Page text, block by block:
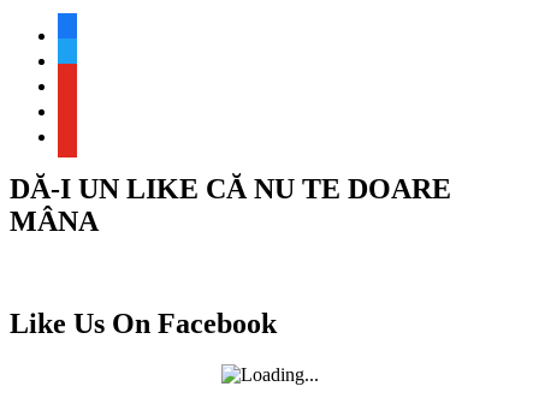
DĂ-I UN LIKE CĂ NU TE DOARE
MÂNA
Like Us On Facebook